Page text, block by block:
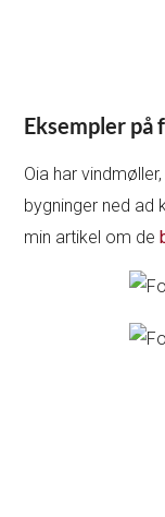
Eksempler på
Oia har
bygninger ned ad
min artikel om de